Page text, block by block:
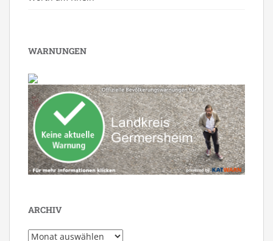
WARNUNGEN
ARCHIV
Archiv